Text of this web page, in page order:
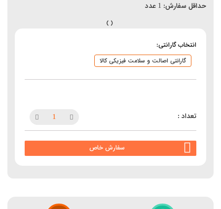
حداقل سفارش: 1 عدد
انتخاب گارانتی:
گارانتی اصالت و سلامت فیزیکی کالا
سفارش خاص